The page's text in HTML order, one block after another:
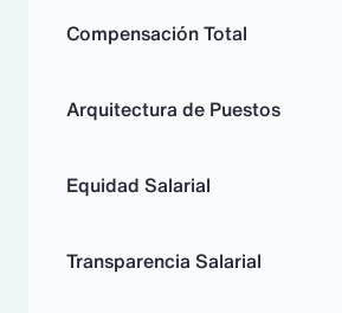
Compensación Total
Arquitectura de Puestos
Equidad Salarial
Transparencia Salarial